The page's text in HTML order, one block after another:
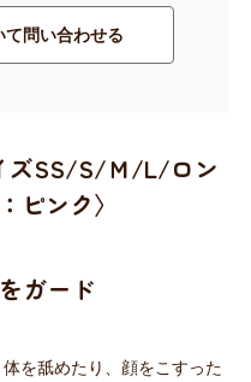
て問い合わせる
ズSS/S/Ｍ/L/ロン
ピンク〉
ガード
を舐めたり、顔をこすった